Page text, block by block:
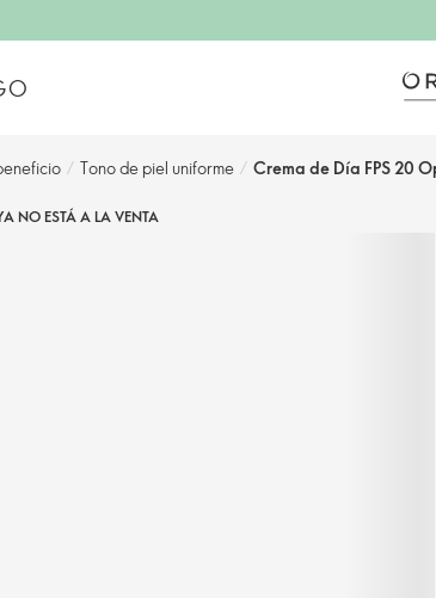
/ Tono de piel uniforme / Crema de Día FPS 20
NO ESTÁ A LA VENTA